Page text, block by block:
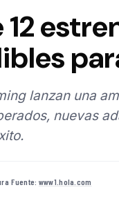
lanzan una
nuevas
·Fuente: www1.hola.com